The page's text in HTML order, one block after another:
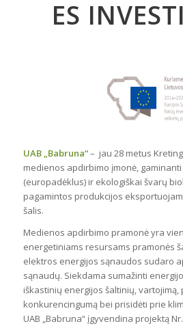
ES
UAB „Babruna“– jau 28 metus
medienos apdirbimo įmonė,
(europadėklus) ir ekologiškai švarų
pagamintos produkcijos
šalis.
Medienos apdirbimo pramonė yra
energetiniams resursams pramonės
elektros energijos sąnaudos sudaro
sąnaudų. Siekdama sumažinti
iškastinių energijos šaltinių, vartojimą,
konkurencingumą bei prisidėti prie
UAB „Babruna“ įgyvendina projektą Nr.